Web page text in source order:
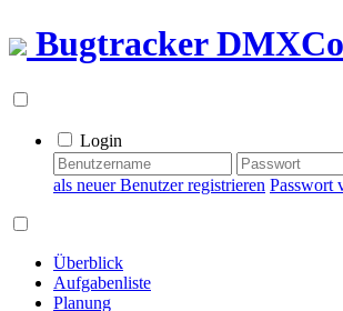
Bugtracker
Login
als neuer Benutzer registrieren Passwort
Überblick
Aufgabenliste
Planung